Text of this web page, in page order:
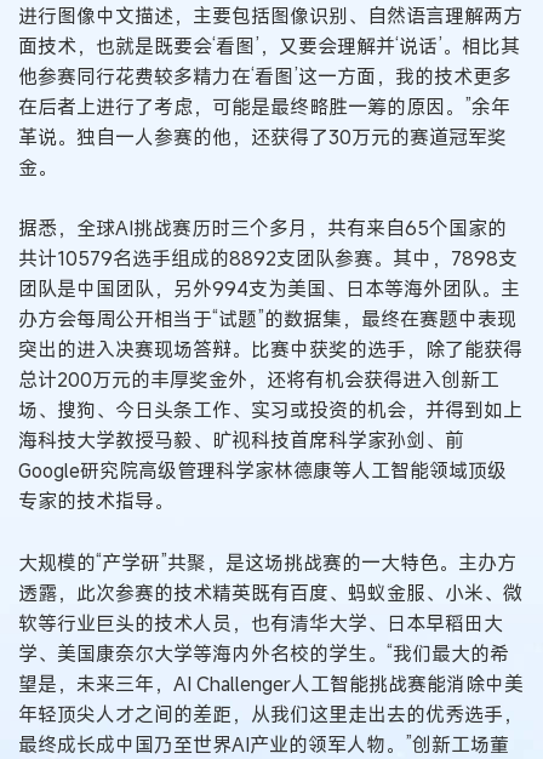
进行图像中文描述，主要包括图像识别、自然语言理解两方
面技术，也就是既要会‘看图’，又要会理解并‘说话’。相比其
他参赛同行花费较多精力在‘看图’这一方面，我的技术更多
在后者上进行了考虑，可能是最终略胜一筹的原因。”余年
革说。独自一人参赛的他，还获得了30万元的赛道冠军奖
金。
据悉，全球AI挑战赛历时三个多月，共有来自65个国家的
共计10579名选手组成的8892支团队参赛。其中，7898支
团队是中国团队，另外994支为美国、日本等海外团队。主
办方会每周公开相当于“试题”的数据集，最终在赛题中表现
突出的进入决赛现场答辩。比赛中获奖的选手，除了能获得
总计200万元的丰厚奖金外，还将有机会获得进入创新工
场、搜狗、今日头条工作、实习或投资的机会，并得到如上
海科技大学教授马毅、旷视科技首席科学家孙剑、前
Google研究院高级管理科学家林德康等人工智能领域顶级
专家的技术指导。
大规模的“产学研”共聚，是这场挑战赛的一大特色。主办方
透露，此次参赛的技术精英既有百度、蚂蚁金服、小米、微
软等行业巨头的技术人员，也有清华大学、日本早稻田大
学、美国康奈尔大学等海内外名校的学生。“我们最大的希
望是，未来三年，AI Challenger人工智能挑战赛能消除中美
年轻顶尖人才之间的差距，从我们这里走出去的优秀选手，
最终成长成中国乃至世界AI产业的领军人物。”创新工场董